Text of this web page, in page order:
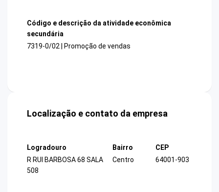
Código e descrição da atividade econômica
secundária
7319-0/02 | Promoção de vendas
Localização e contato da empresa
Logradouro
R RUI BARBOSA 68 SALA
508
Bairro
Centro
CEP
64001-903